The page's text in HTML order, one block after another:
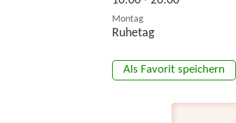
Montag
Ruhetag
Als Favorit speichern